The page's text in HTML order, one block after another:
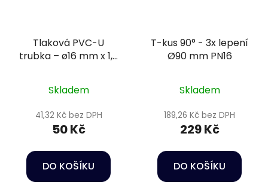
Tlaková PVC-U
trubka – ø16 mm x 1,5
Skladem
41,32 Kč bez DPH
50 Kč
DO KOŠÍKU
T-kus 90° - 3x lepení
Ø90 mm PN16
Skladem
189,26 Kč bez DPH
229 Kč
DO KOŠÍKU